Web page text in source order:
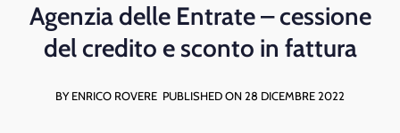
Agenzia delle Entrate – cessione
del credito e sconto in fattura
BY ENRICO ROVERE PUBLISHED ON 28 DICEMBRE 2022